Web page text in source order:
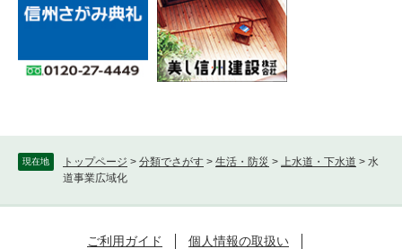
現在地 トップページ > 分類でさがす > 生活・防災 > 上水道・下水道 > 水
道事業広域化
ご利用ガイド
個人情報の取扱い